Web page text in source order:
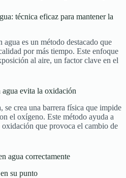
técnica eficaz para mantener la
agua es un método destacado que
por más tiempo. Este enfoque
al aire, un factor clave en el
agua evita la oxidación
se crea una barrera física que impide
el oxígeno. Este método ayuda a
que provoca el cambio de
agua correctamente
su punto